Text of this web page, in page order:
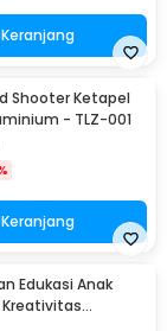
Shooter Ketapel
- TLZ-001
Edukasi Anak
Kreativitas
STEM - 88003